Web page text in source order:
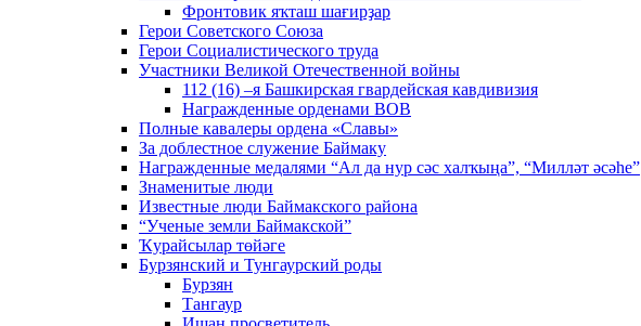
Фронтовик яҡташ шағирҙар
Герои Советского Союза
Герои Социалистического труда
Участники Великой Отечественной войны
112 (16) –я Башкирская гвардейская кавдивизия
Награжденные орденами ВОВ
Полные кавалеры ордена «Славы»
За доблестное служение Баймаку
Награжденные медалями “Ал да нур сәс халҡыңа”, “Милләт әсәһе”
Знаменитые люди
Известные люди Баймакского района
“Ученые земли Баймакской”
Ҡурайсылар төйәге
Бурзянский и Тунгаурский роды
Бурзян
Тангаур